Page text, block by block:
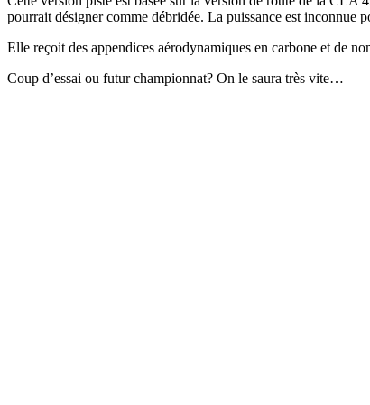
pourrait désigner comme débridée. La puissance est inconnue
Elle reçoit des appendices aérodynamiques en carbone et de
Coup d’essai ou futur championnat? On le saura très vite…